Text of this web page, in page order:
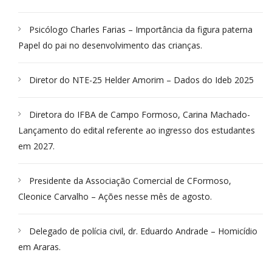
Psicólogo Charles Farias – Importância da figura paterna
Papel do pai no desenvolvimento das crianças.
Diretor do NTE-25 Helder Amorim – Dados do Ideb 2025
Diretora do IFBA de Campo Formoso, Carina Machado-
Lançamento do edital referente ao ingresso dos estudantes
em 2027.
Presidente da Associação Comercial de CFormoso,
Cleonice Carvalho – Ações nesse mês de agosto.
Delegado de polícia civil, dr. Eduardo Andrade – Homicídio
em Araras.